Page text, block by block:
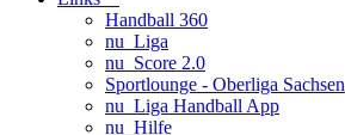
Handball 360
nu_Liga
nu_Score 2.0
Sportlounge - Oberliga Sachsen
nu_Liga Handball App
nu_Hilfe